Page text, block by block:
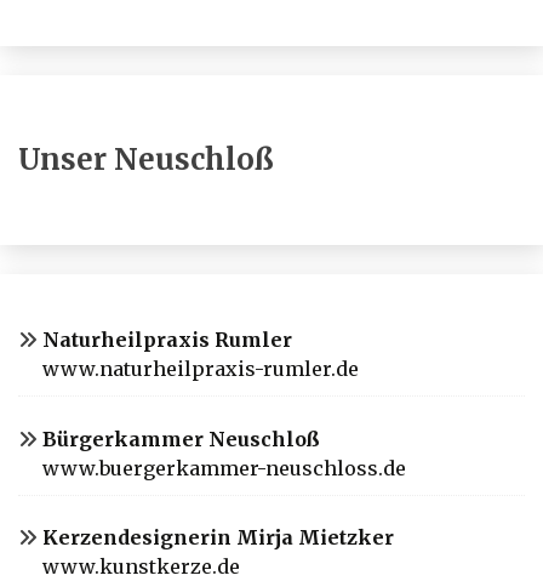
Unser Neuschloß
Naturheilpraxis Rumler
www.naturheilpraxis-rumler.de
Bürgerkammer Neuschloß
www.buergerkammer-neuschloss.de
Kerzendesignerin Mirja Mietzker
www.kunstkerze.de